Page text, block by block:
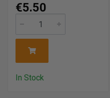
€5.50
In Stock